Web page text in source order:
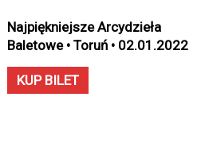
Najpiękniejsze Arcydzieła
Baletowe • Toruń • 02.01.2022
KUP BILET